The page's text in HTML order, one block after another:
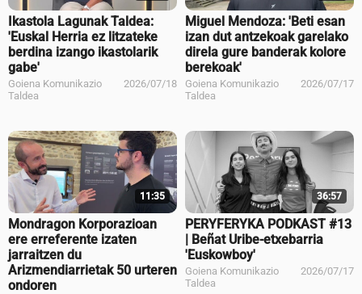
Ikastola Lagunak Taldea:
'Euskal Herria ez litzateke
berdina izango ikastolarik
gabe'
Goiena Komunikazio
Taldea
2026/07/18
Miguel Mendoza: 'Beti esan
izan dut antzekoak garelako
direla gure banderak kolore
berekoak'
Goiena Komunikazio
Taldea
2026/07/17
11:35
Mondragon Korporazioan
ere erreferente izaten
jarraitzen du
Arizmendiarrietak 50 urteren
ondoren
36:57
PERYFERYKA PODKAST #13
| Beñat Uribe-etxebarria
'Euskowboy'
Goiena Komunikazio
Taldea
2026/07/17